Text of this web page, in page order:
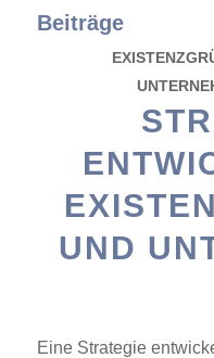
Beiträge
UND
Eine Strategie